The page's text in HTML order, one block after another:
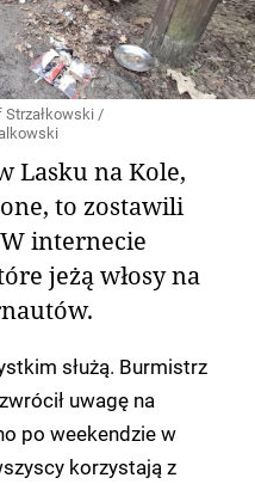
Strzałkowski /
Lasku na Kole,
to zostawili
internecie
jeżą włosy na
służą. Burmistrz
uwagę na
po weekendzie w
korzystają z